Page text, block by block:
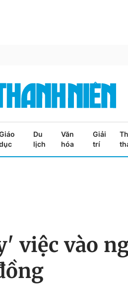
Du
lịch
Văn
hóa
Giải
trí
việc vào